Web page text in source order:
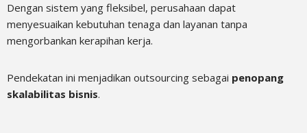
Dengan sistem yang fleksibel, perusahaan dapat
menyesuaikan kebutuhan tenaga dan layanan tanpa
mengorbankan kerapihan kerja.
Pendekatan ini menjadikan outsourcing sebagai penopang
skalabilitas bisnis.